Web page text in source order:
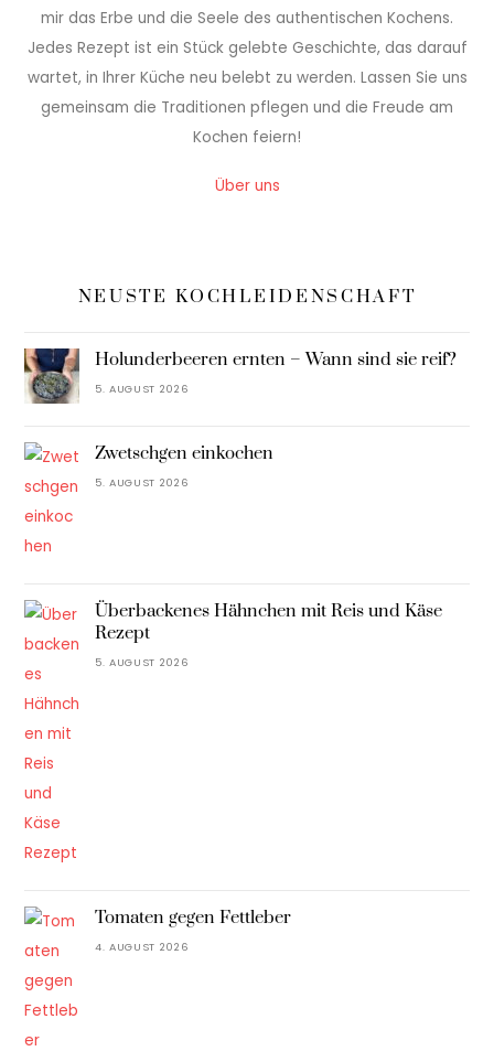
mir das Erbe und die Seele des authentischen Kochens.
Jedes Rezept ist ein Stück gelebte Geschichte, das darauf
wartet, in Ihrer Küche neu belebt zu werden. Lassen Sie uns
gemeinsam die Traditionen pflegen und die Freude am
Kochen feiern!
Über uns
NEUSTE KOCHLEIDENSCHAFT
Holunderbeeren ernten – Wann sind sie reif?
5. AUGUST 2026
Zwetschgen einkochen
5. AUGUST 2026
Überbackenes Hähnchen mit Reis und Käse
Rezept
5. AUGUST 2026
Tomaten gegen Fettleber
4. AUGUST 2026